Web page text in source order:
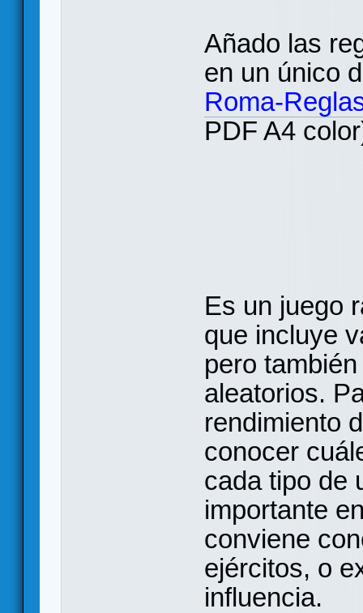
Añado las
en un único
Roma-
PDF A4
Es un juego
que incluye
pero
aleatorios.
rendimiento
conocer
cada tipo de
importante
conviene
ejércitos, o
influencia.